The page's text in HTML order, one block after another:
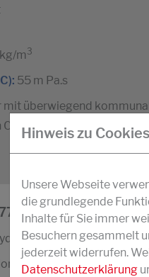
m 3
55 m Pa.s
mit überwiegend
Derivaten oder
und
Hinweis zu Cookies
Unsere Webseite
die grundlegende
Inhalte für Sie immer
Besuchern gesammelt
jederzeit widerrufen.
Datenschutzerklärung